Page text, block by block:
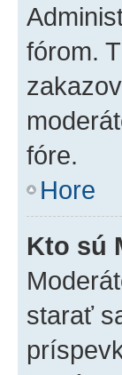
fórom.
fóre.
Hore
Kto sú
starať